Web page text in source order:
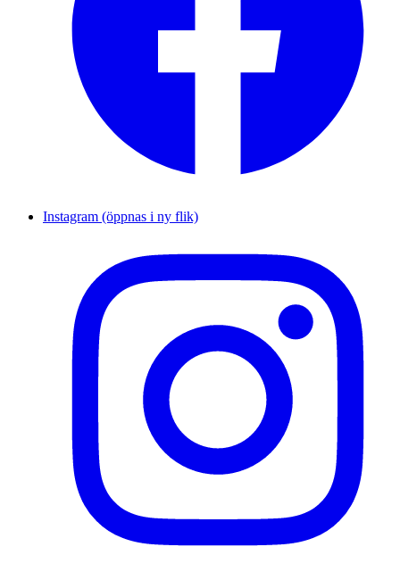
Instagram (öppnas i ny flik)